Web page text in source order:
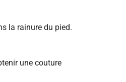
la rainure du pied.
une couture